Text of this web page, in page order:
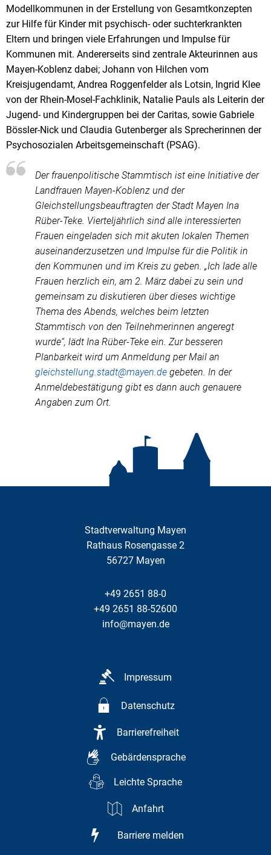
Modellkommunen in der Erstellung von Gesamtkonzepten
zur Hilfe für Kinder mit psychisch- oder suchterkrankten
Eltern und bringen viele Erfahrungen und Impulse für
Kommunen mit. Andererseits sind zentrale Akteurinnen aus
Mayen-Koblenz dabei; Johann von Hilchen vom
Kreisjugendamt, Andrea Roggenfelder als Lotsin, Ingrid Klee
von der Rhein-Mosel-Fachklinik, Natalie Pauls als Leiterin der
Jugend- und Kindergruppen bei der Caritas, sowie Gabriele
Bössler-Nick und Claudia Gutenberger als Sprecherinnen der
Psychosozialen Arbeitsgemeinschaft (PSAG).
Der frauenpolitische Stammtisch ist eine Initiative der
Landfrauen Mayen-Koblenz und der
Gleichstellungsbeauftragten der Stadt Mayen Ina
Rüber-Teke. Vierteljährlich sind alle interessierten
Frauen eingeladen sich mit akuten lokalen Themen
auseinanderzusetzen und Impulse für die Politik in
den Kommunen und im Kreis zu geben. „Ich lade alle
Frauen herzlich ein, am 2. März dabei zu sein und
gemeinsam zu diskutieren über dieses wichtige
Thema des Abends, welches beim letzten
Stammtisch von den Teilnehmerinnen angeregt
wurde“, lädt Ina Rüber-Teke ein. Zur besseren
Planbarkeit wird um Anmeldung per Mail an
gleichstellung.stadt@mayen.de gebeten. In der
Anmeldebestätigung gibt es dann auch genauere
Angaben zum Ort.
Stadtverwaltung Mayen
Rathaus Rosengasse 2
56727 Mayen
+49 2651 88-0
+49 2651 88-52600
info@mayen.de
Impressum
Datenschutz
Barrierefreiheit
Gebärdensprache
Leichte Sprache
Anfahrt
Barriere melden